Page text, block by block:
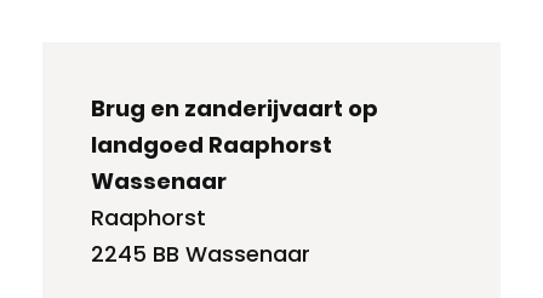
Brug en zanderijvaart op
landgoed Raaphorst
Wassenaar
Raaphorst
2245 BB Wassenaar